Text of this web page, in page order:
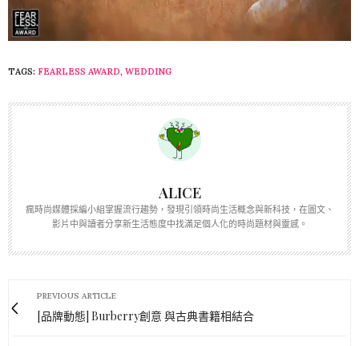
TAGS: FEARLESS AWARD, WEDDING
ALICE
瘋時尚媒體採編小組掌握流行趨勢，發現引領時尚生活概念與新科技，在圖文、
影片中與讀者分享新生活態度中找滿足個人化的時尚題材與靈感。
PREVIOUS ARTICLE
[品牌動態] Burberry創意 與古典書籍相結合